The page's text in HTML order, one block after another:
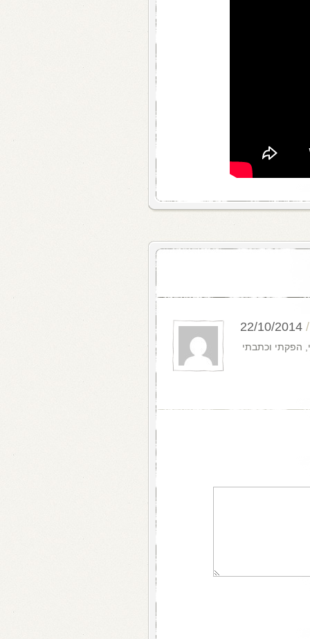
22/10/2014
הפקתי וכתבתי